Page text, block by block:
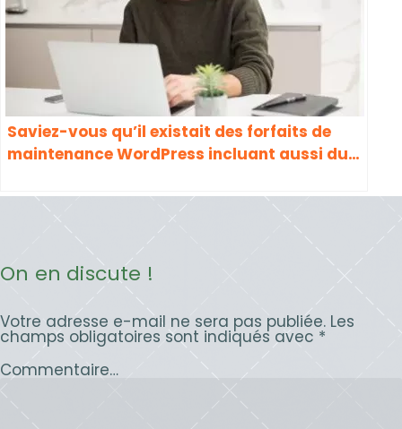
Saviez-vous qu’il existait des forfaits de
maintenance WordPress incluant aussi du
On en discute !
Votre adresse e-mail ne sera pas publiée. Les
champs obligatoires sont indiqués avec *
Commentaire…